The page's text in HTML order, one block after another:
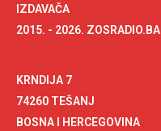
IZDAVAČA
2015. - 2026. ZOSRADIO.BA
KRNDIJA 7
74260 TEŠANJ
BOSNA I HERCEGOVINA